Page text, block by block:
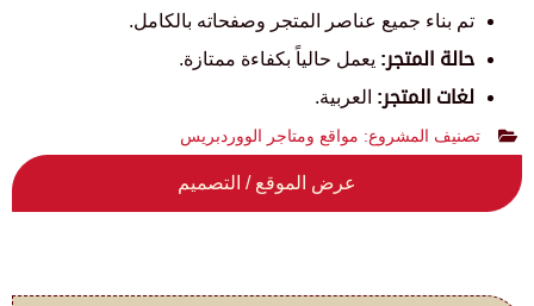
تم بناء جميع عناصر المتجر وصفحاته بالكامل.
حالة المتجر: يعمل حالياً بكفاءة ممتازة.
لغات المتجر: العربية.
تصنيف المشروع: مواقع ومتاجر الووردبريس
عرض الموقع / التصميم